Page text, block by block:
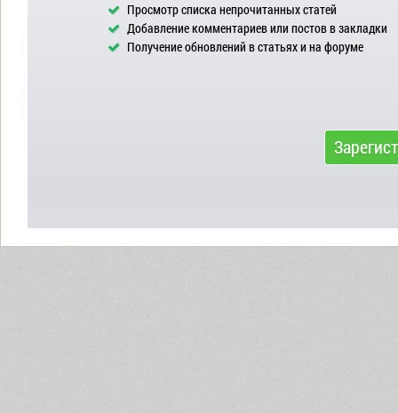
Просмотр списка непрочитанных статей
Добавление комментариев или постов в закладки
Получение обновлений в статьях и на форуме